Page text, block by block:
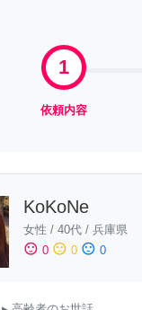
1
依頼内容
KoKoNe
女性 / 40代 / 兵庫県
sentiment_satisfied 0 sentiment_neutral 0 sentiment_dissatisfied 0